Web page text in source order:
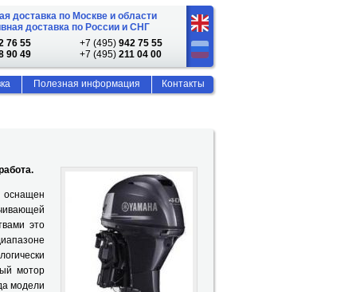
оснащен
это
мотор
модели
доставка по Москве и области
доставка по России и СНГ
76 55 +7 (495) 942 75 55
90 49 +7 (495) 211 04 00
Полезная информация Контакты